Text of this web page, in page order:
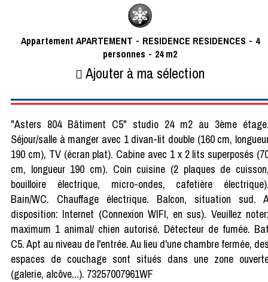
Appartement APARTEMENT RESIDENCE RESIDENCES
4
personnes
24 m2
Ajouter à ma sélection
"Asters 804 Bâtiment C5" studio 24 m2 au 3ème
Séjour/salle à manger avec 1 divan-lit double (160 cm,
190 cm), TV (écran plat). Cabine avec 1 x 2 lits superposés
cm, longueur 190 cm). Coin cuisine (2 plaques de
bouilloire électrique, micro-ondes, cafetière
Bain/WC. Chauffage électrique. Balcon, situation sud.
disposition: Internet (Connexion WIFI, en sus). Veuillez
maximum 1 animal/ chien autorisé. Détecteur de fumée.
C5. Apt au niveau de l'entrée. Au lieu d'une chambre fermée,
espaces de couchage sont situés dans une zone
(galerie, alcôve...). 73257007961WF